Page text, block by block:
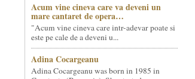
Acum vine cineva care va deveni un
mare cantaret de opera…
"Acum vine cineva care intr-adevar poate si
este pe cale de a deveni u...
Adina Cocargeanu
Adina Cocargeanu was born in 1985 in